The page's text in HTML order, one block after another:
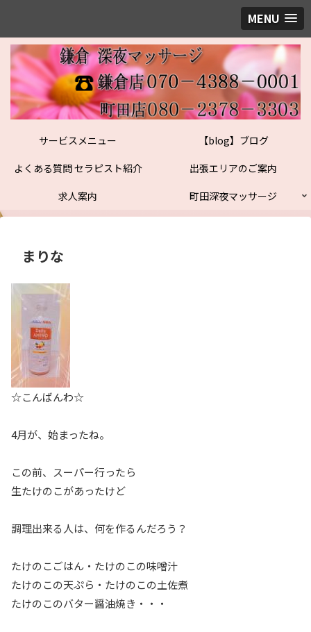
MENU
サービスメニュー
【blog】ブログ
よくある質問 セラピスト紹介
出張エリアのご案内
求人案内
町田深夜マッサージ
まりな
☆こんばんわ☆
4月が、始まったね。
この前、スーパー行ったら
生たけのこがあったけど
調理出来る人は、何を作るんだろう？
たけのこごはん・たけのこの味噌汁
たけのこの天ぷら・たけのこの土佐煮
たけのこのバター醤油焼き・・・